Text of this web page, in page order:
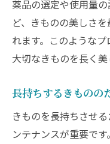
薬品の選定や使用量
ど、きものの美しさ
れます。このようなプ
大切なきものを長く美
長持ちするきものの
きものを長持ちさせ
ンテナンスが重要で